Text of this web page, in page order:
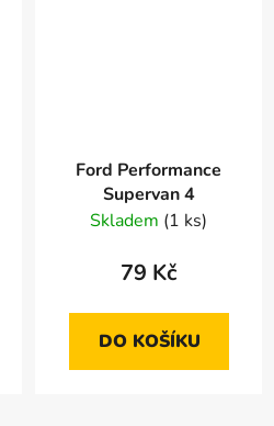
Ford Performance
Supervan 4
Skladem (1 ks)
79 Kč
DO KOŠÍKU